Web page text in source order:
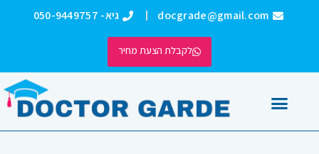
docgrade@gmail.com גיא- 050-9449757
לקבלת הצעת מחיר